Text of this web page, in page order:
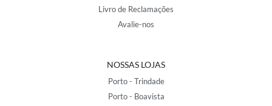
Livro de Reclamações
Avalie-nos
NOSSAS LOJAS
Porto - Trindade
Porto - Boavista